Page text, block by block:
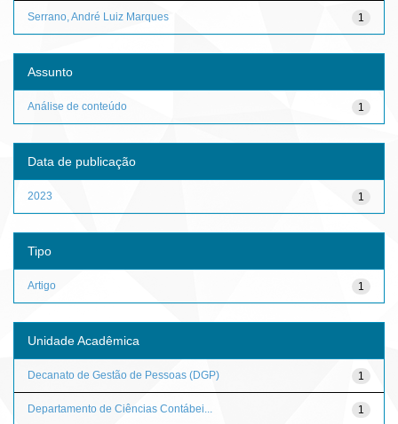
1
Serrano, André Luiz Marques
Assunto
1
Análise de conteúdo
Data de publicação
1
2023
Tipo
1
Artigo
Unidade Acadêmica
1
Decanato de Gestão de Pessoas (DGP)
1
Departamento de Ciências Contábei...